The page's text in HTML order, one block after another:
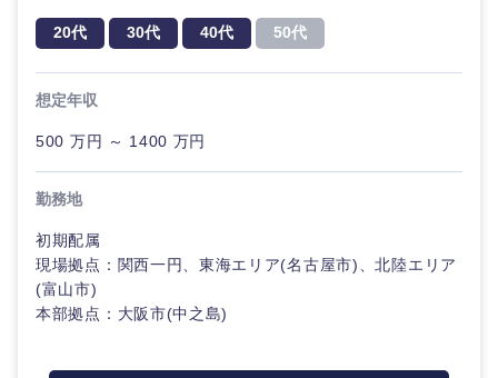
20代 30代 40代 50代
想定年収
500 万円 ～ 1400 万円
勤務地
初期配属
現場拠点：関西一円、東海エリア(名古屋市)、北陸エリア
(富山市)
本部拠点：大阪市(中之島)